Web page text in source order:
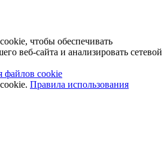
чтобы обеспечивать
веб-сайта и анализировать сетевой
файлов cookie
Правила использования